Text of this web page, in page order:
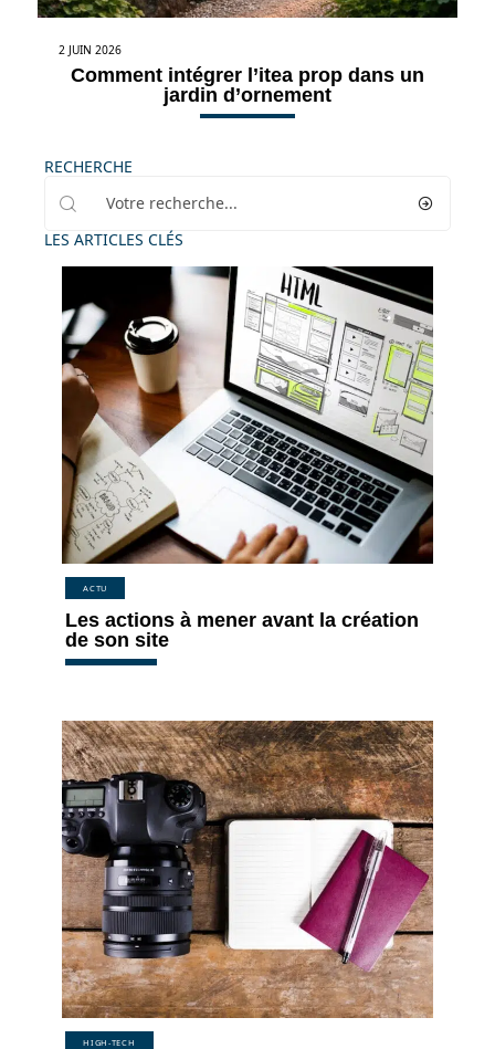
2 JUIN 2026
Comment intégrer l’itea prop dans un
jardin d’ornement
RECHERCHE
LES ARTICLES CLÉS
ACTU
Les actions à mener avant la création
de son site
HIGH-TECH